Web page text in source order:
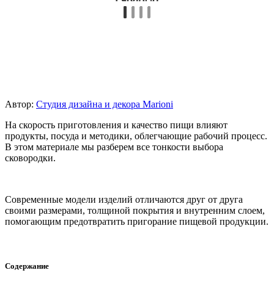
Автор: Студия дизайна и декора Marioni
На скорость приготовления и качество пищи влияют
продукты, посуда и методики, облегчающие рабочий процесс.
В этом материале мы разберем все тонкости выбора
сковородки.
Современные модели изделий отличаются друг от друга
своими размерами, толщиной покрытия и внутренним слоем,
помогающим предотвратить пригорание пищевой продукции.
Содержание